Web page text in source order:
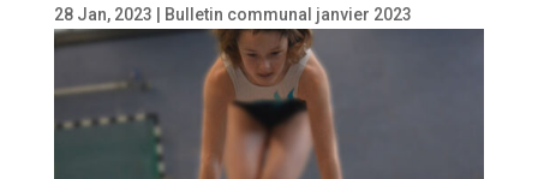
28 Jan, 2023 Bulletin communal janvier 2023